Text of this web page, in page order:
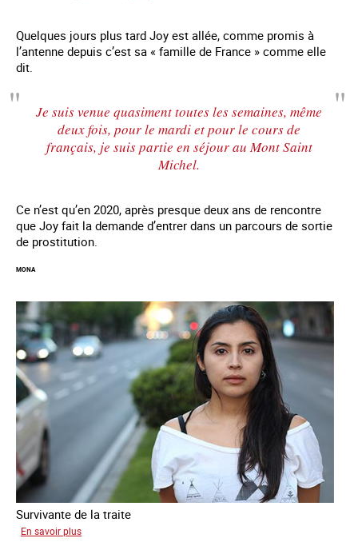
Quelques jours plus tard Joy est allée, comme promis à
l’antenne depuis c’est sa « famille de France » comme elle
dit.
Je suis venue quasiment toutes les semaines, même
deux fois, pour le mardi et pour le cours de
français, je suis partie en séjour au Mont Saint
Michel.
Ce n’est qu’en 2020, après presque deux ans de rencontre
que Joy fait la demande d’entrer dans un parcours de sortie
de prostitution.
MONA
Survivante de la traite
En savoir plus